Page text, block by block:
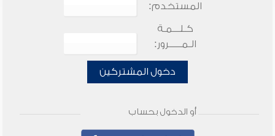
المستخدم:
كـلـــمـة
الـمـــــرور:
دخول المشتركين
أو الدخول بحساب